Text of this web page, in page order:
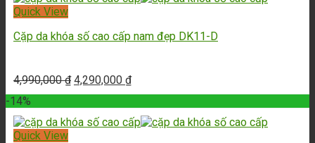
Quick View
Cặp da khóa số cao cấp nam đẹp DK11-D
4,990,000₫ 4,290,000 ₫
-14%
Quick View